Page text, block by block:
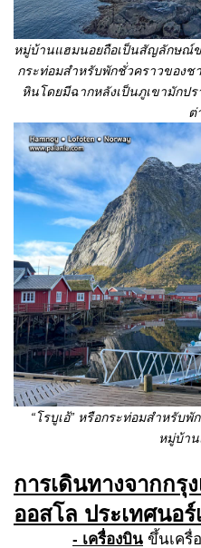
หมู่บ้านแฮมนอยถือเป็นสัญลักษณ์ข
กระท่อมสำหรับพักชั่วคราวของช
หินโดยมีฉากหลังเป็นภูเขามักป
ต่
“โรบูเอ้” หรือกระท่อมสำหรับ
หมู่บ้า
การเดินทางจากกรุ
ออสโล ประเทศนอร์
- เครื่องบิน ขึ้นเครื่